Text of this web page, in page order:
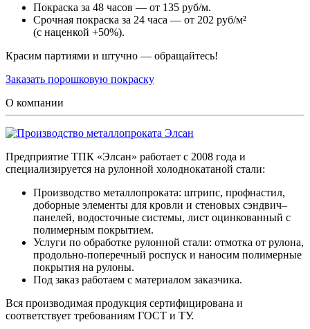
Покраска за 48 часов — от 135 руб/м.
Срочная покраска за 24 часа — от 202 руб/м²
(с наценкой +50%).
Красим партиями и штучно — обращайтесь!
Заказать порошковую покраску
О компании
Предприятие ТПК «Элсан» работает с 2008 года и
специализируется на рулонной холоднокатаной стали:
Производство металлопроката: штрипс, профнастил,
доборные элементы для кровли и стеновых сэндвич–
панелей, водосточные системы, лист оцинкованный с
полимерным покрытием.
Услуги по обработке рулонной стали: отмотка от рулона,
продольно-поперечный роспуск и наносим полимерные
покрытия на рулоны.
Под заказ работаем с материалом заказчика.
Вся производимая продукция сертифицирована и
соответствует требованиям ГОСТ и ТУ.